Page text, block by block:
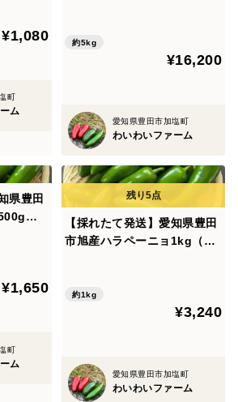
¥1,080
町
ム
約5kg
¥16,200
愛知県豊田市加塩町
わいわいファーム
県豊田
¥1,650
町
ム
【採れたて発送】愛知県豊田
市旭産ハラペーニョ1kg（約
約1kg
¥3,240
愛知県豊田市加塩町
わいわいファーム